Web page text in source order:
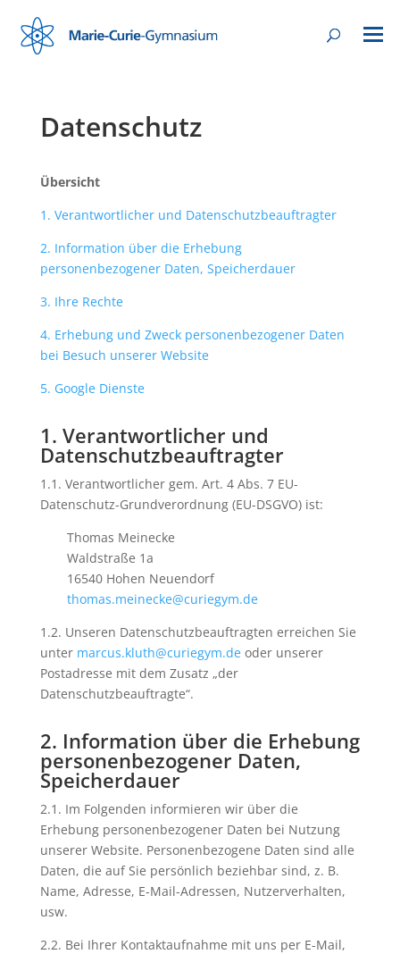
Datenschutz
Übersicht
1. Verantwortlicher und Datenschutzbeauftragter
2. Information über die Erhebung
personenbezogener Daten, Speicherdauer
3. Ihre Rechte
4. Erhebung und Zweck personenbezogener Daten
bei Besuch unserer Website
5. Google Dienste
1. Verantwortlicher und
Datenschutzbeauftragter
1.1. Verantwortlicher gem. Art. 4 Abs. 7 EU-
Datenschutz-Grundverordnung (EU-DSGVO) ist:
Thomas Meinecke
Waldstraße 1a
16540 Hohen Neuendorf
thomas.meinecke@curiegym.de
1.2. Unseren Datenschutzbeauftragten erreichen Sie
unter marcus.kluth@curiegym.deoder unserer
Postadresse mit dem Zusatz „der
Datenschutzbeauftragte“.
2. Information über die Erhebung
personenbezogener Daten,
Speicherdauer
2.1. Im Folgenden informieren wir über die
Erhebung personenbezogener Daten bei Nutzung
unserer Website. Personenbezogene Daten sind alle
Daten, die auf Sie persönlich beziehbar sind, z. B.
Name, Adresse, E-Mail-Adressen, Nutzerverhalten,
usw.
2.2. Bei Ihrer Kontaktaufnahme mit uns per E-Mail,